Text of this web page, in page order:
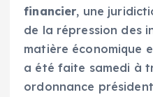
financier, une
de la répression des
matière économique
a été faite samedi à
ordonnance